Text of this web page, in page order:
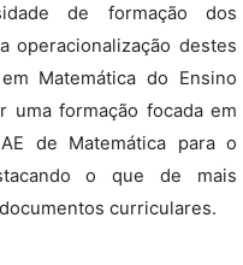
de formação dos
operacionalização destes
Matemática do Ensino
uma formação focada em
de Matemática para o
o que de mais
curriculares.